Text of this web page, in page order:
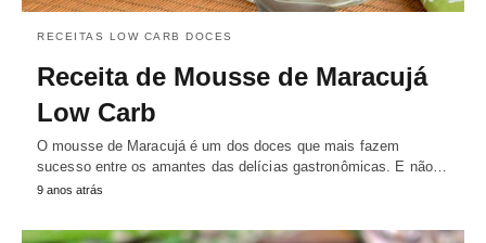
RECEITAS LOW CARB DOCES
Receita de Mousse de Maracujá
Low Carb
O mousse de Maracujá é um dos doces que mais fazem
sucesso entre os amantes das delícias gastronômicas. E não…
9 anos atrás